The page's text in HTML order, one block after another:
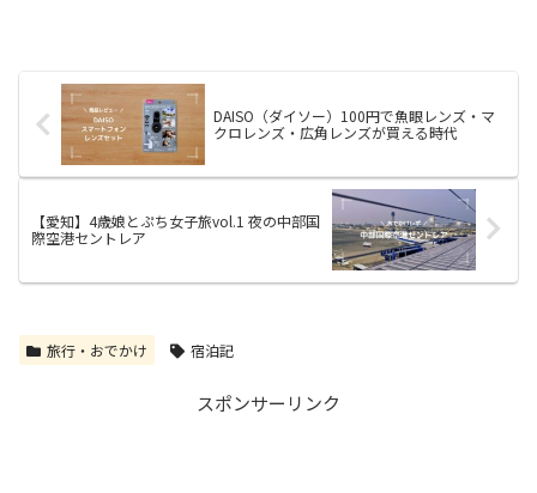
DAISO（ダイソー）100円で魚眼レンズ・マ
クロレンズ・広角レンズが買える時代
【愛知】4歳娘とぷち女子旅vol.1 夜の中部国
際空港セントレア
旅行・おでかけ 宿泊記
スポンサーリンク